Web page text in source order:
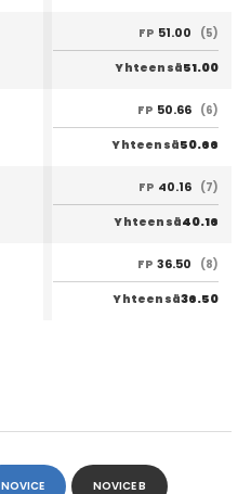
FP 51.00 (5)
Yhteensä51.00
FP 50.66 (6)
Yhteensä50.66
FP 40.16 (7)
Yhteensä40.16
FP 36.50 (8)
Yhteensä36.50
NOVICE NOVICE B